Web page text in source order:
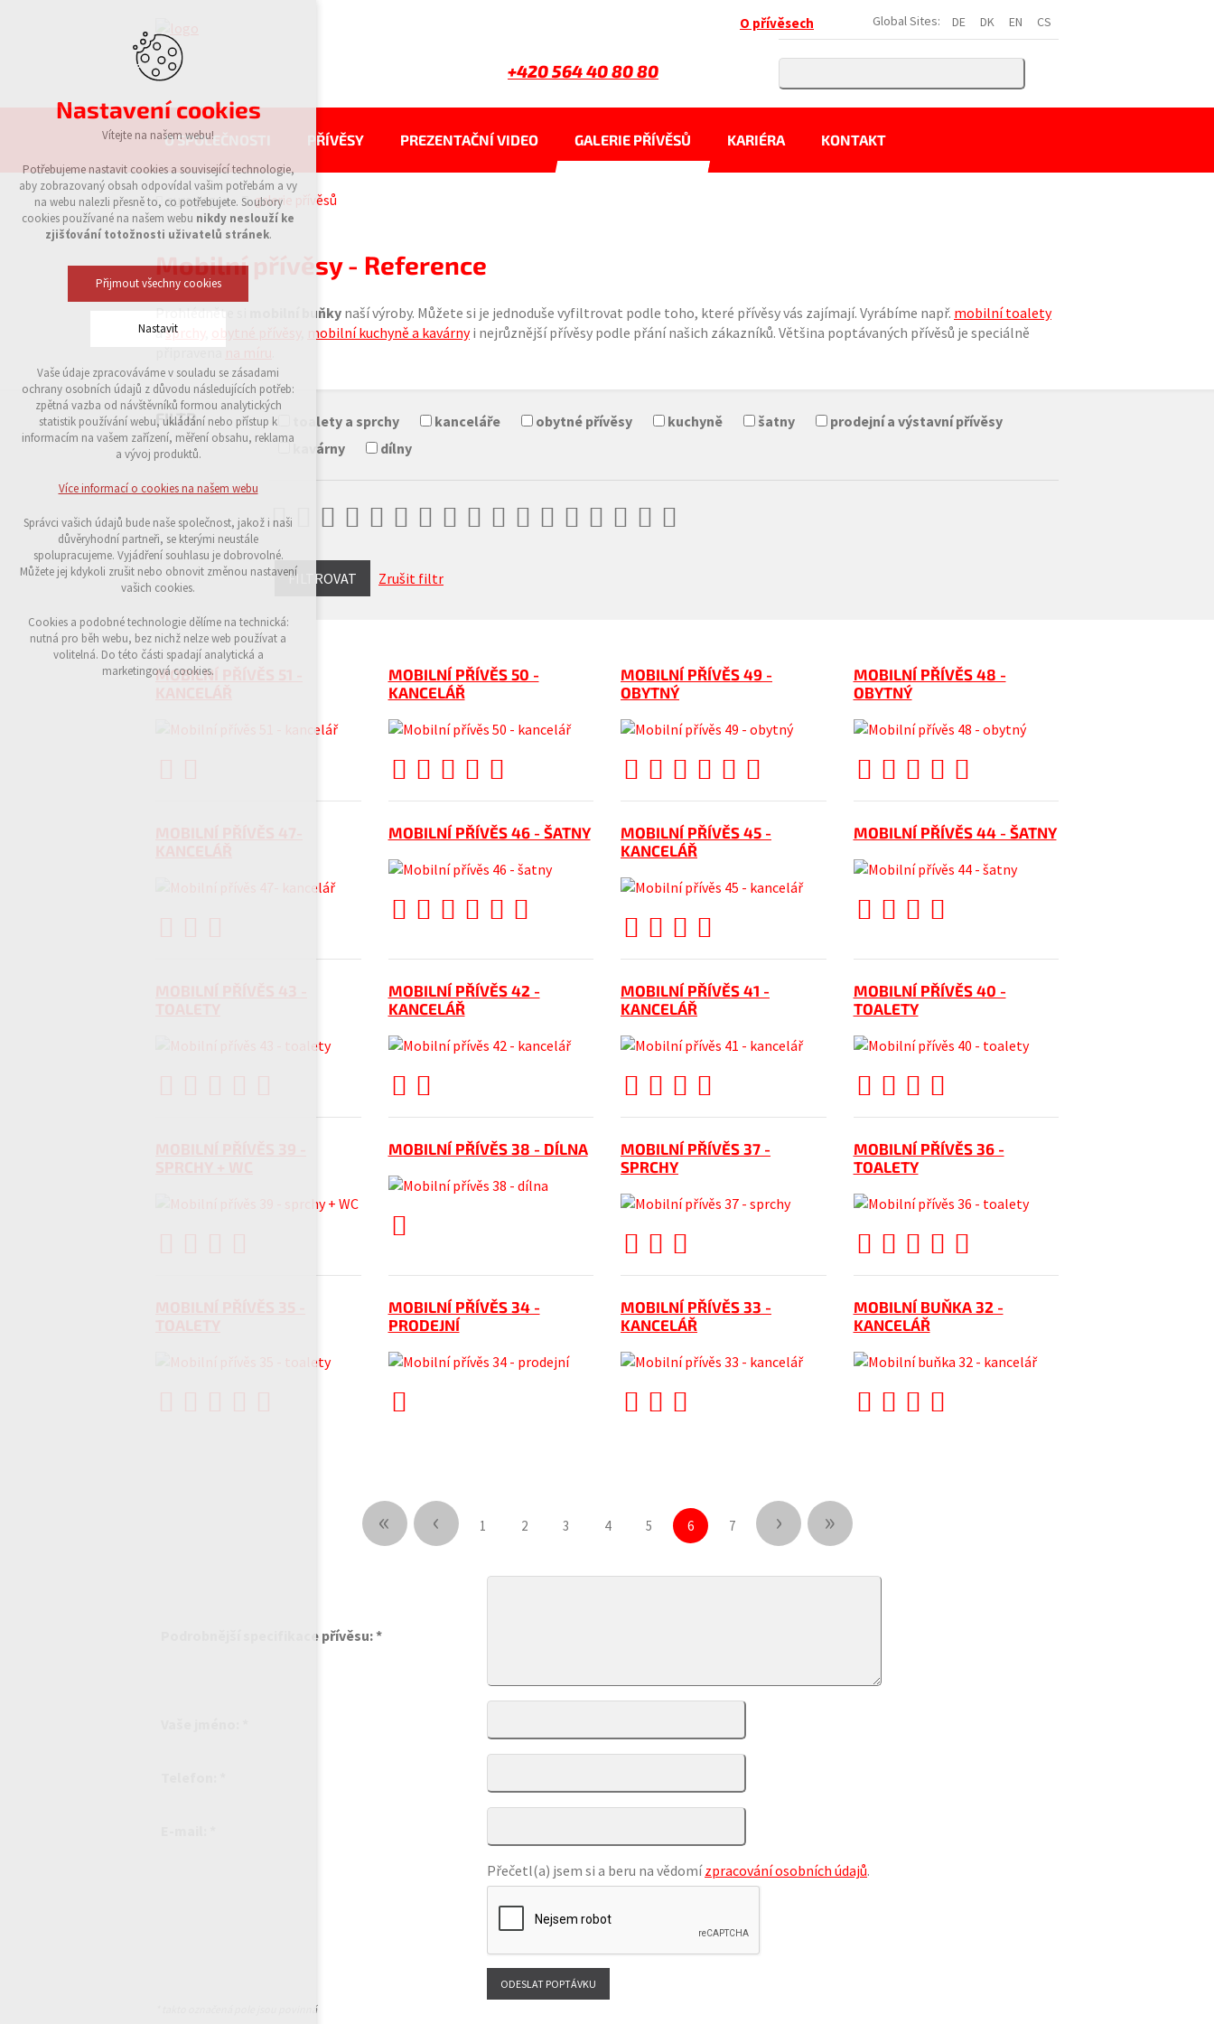
DE DK EN CS
Global Sites:
O přívěsech
+420 564 40 80 80
O SPOLEČNOSTI PŘÍVĚSY PREZENTAČNÍ VIDEO GALERIE PŘÍVĚSŮ KARIÉRA KONTAKT
eurowagon galerie přívěsů
Mobilní přívěsy - Reference
Prohlédněte si mobilní buňky naší výroby. Můžete si je jednoduše vyfiltrovat podle toho, které přívěsy vás zajímají. Vyrábíme např. mobilní toalety
asprchy mobilní kuchyně a kavárnyi nejrůznější přívěsy podle přání našich zákazníků. Většina poptávaných přívěsů je speciálně
připravena
FILTR toalety a sprchy kanceláře obytné přívěsy kuchyně šatny
prodejní a výstavní přívěsy
kavárny
dílny
FILTROVAT Zrušit filtr
MOBILNÍ PŘÍVĚS 51 -
MOBILNÍ PŘÍVĚS 50 -
KANCELÁŘ
MOBILNÍ PŘÍVĚS 49 -
OBYTNÝ
MOBILNÍ PŘÍVĚS 48 -
OBYTNÝ
MOBILNÍ PŘÍVĚS 46 - ŠATNY
MOBILNÍ PŘÍVĚS 45 -
KANCELÁŘ
MOBILNÍ PŘÍVĚS 44 - ŠATNY
MOBILNÍ PŘÍVĚS 42 -
KANCELÁŘ
MOBILNÍ PŘÍVĚS 41 -
KANCELÁŘ
MOBILNÍ PŘÍVĚS 40 -
TOALETY
MOBILNÍ PŘÍVĚS 38 - DÍLNA
MOBILNÍ PŘÍVĚS 37 -
SPRCHY
MOBILNÍ PŘÍVĚS 36 -
TOALETY
MOBILNÍ PŘÍVĚS 34 -
PRODEJNÍ
MOBILNÍ PŘÍVĚS 33 -
KANCELÁŘ
MOBILNÍ BUŇKA 32 -
KANCELÁŘ
« ‹ 1 2 3 4 5 6 7 › »
Podrobnější specifikace přívěsu: *
Přečetl(a) jsem si a beru na vědomízpracování osobních údajů.
* takto označená pole jsou povinná
Nastavení cookies
Vítejte na našem webu!
Potřebujeme nastavit cookies a související technologie,
aby zobrazovaný obsah odpovídal vašim potřebám a vy
na webu nalezli přesně to, co potřebujete. Soubory
cookies používané na našem webu nikdy neslouží ke
zjišťování totožnosti uživatelů stránek.
Přijmout všechny cookies
Nastavit
Technická cookies
nutná pro provozování webu
udržení kontextu stránek (session): případná
přihlášení, volby jazyka, apod.
analytická pro anonymizované vyhodnocení
návštěvnosti
marketingová cookies (Google)
Více informací o cookies na našem webu
Odmítnout vše
Vaše údaje zpracováváme v souladu se zásadami
ochrany osobních údajů z důvodu následujících potřeb:
zpětná vazba od návštěvníků formou analytických
statistik používání webu, ukládání nebo přístup k
informacím na vašem zařízení, měření obsahu, reklama
a vývoj produktů.
Více informací o cookies na našem webu
Správci vašich údajů bude naše společnost, jakož i naši
důvěryhodní partneři, se kterými neustále
spolupracujeme. Vyjádření souhlasu je dobrovolné.
Můžete jej kdykoli zrušit nebo obnovit změnou nastavení
vašich cookies.
Cookies a podobné technologie dělíme na technická:
nutná pro běh webu, bez nichž nelze web používat a
volitelná. Do této části spadají analytická a
marketingová cookies.